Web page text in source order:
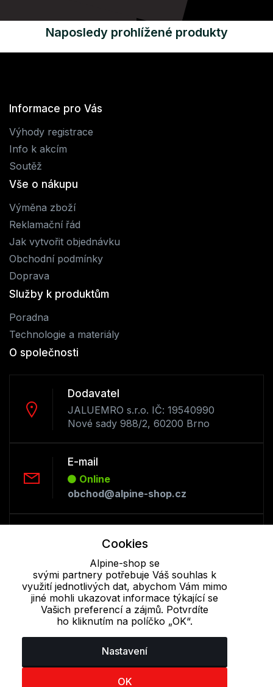
Naposledy prohlížené produkty
Informace pro Vás
Výhody registrace
Info k akcím
Soutěž
Vše o nákupu
Výměna zboží
Reklamační řád
Jak vytvořit objednávku
Obchodní podmínky
Doprava
Služby k produktům
Poradna
Technologie a materiály
O společnosti
Dodavatel
JALUEMRO s.r.o. IČ: 19540990
Nové sady 988/2, 60200 Brno
E-mail
Online
obchod@alpine-shop.cz
Offline
+420 530 334 493
Cookie - podrobné nastavení|Další informace|Ochrana osobních
Cookies
Alpine-shop se
svými partnery potřebuje Váš souhlas k
využití jednotlivých dat, abychom Vám mimo
jiné mohli ukazovat informace týkající se
Vašich preferencí a zájmů. Potvrdíte
ho kliknutím na políčko „OK“.
Nastavení
OK